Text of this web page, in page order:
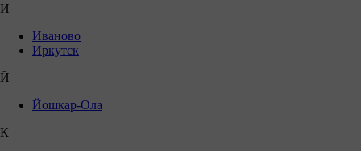
И
Иваново
Иркутск
Й
Йошкар-Ола
К